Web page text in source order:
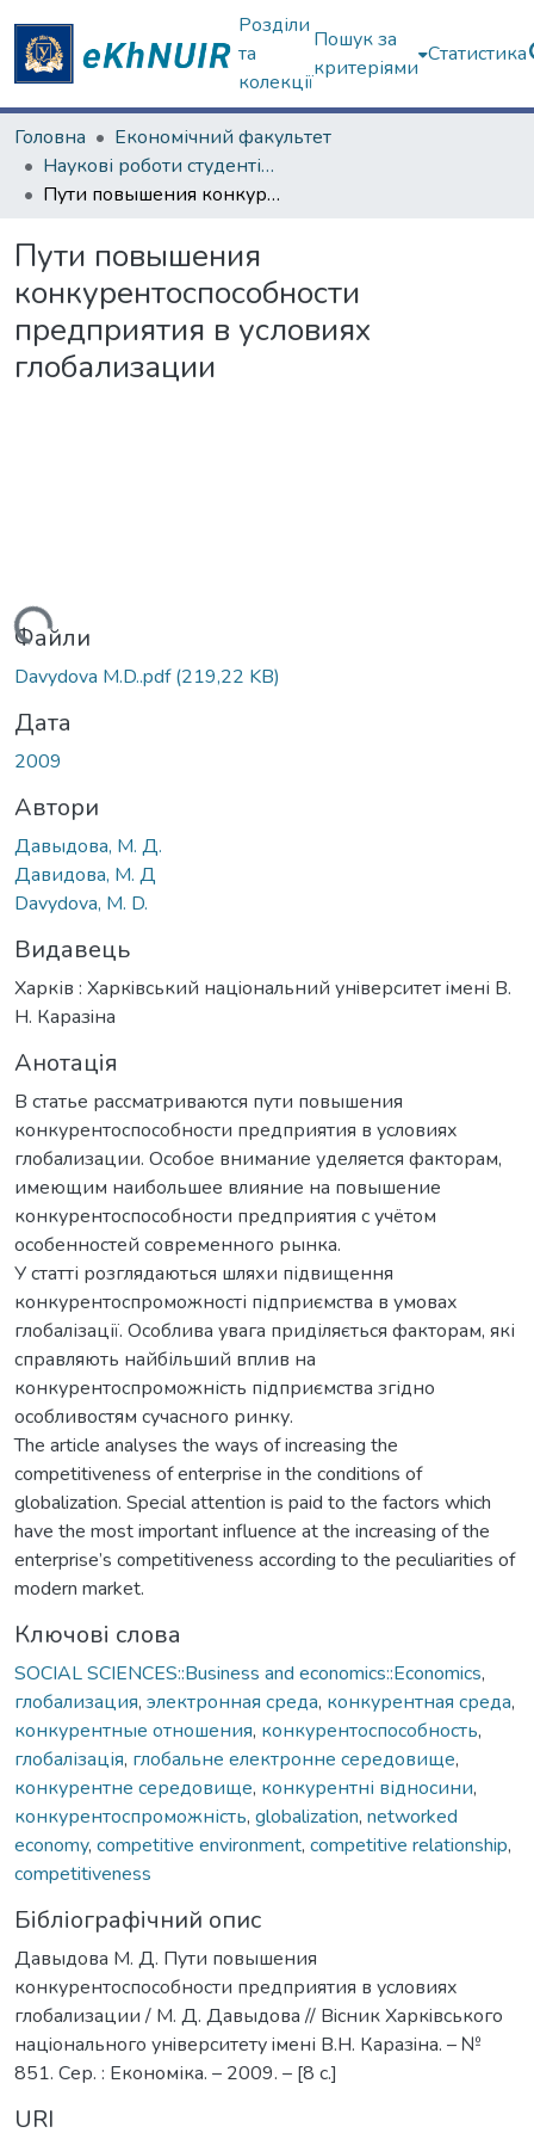
Розділи
та
колекції
Пошук за
критеріями
Статистика
Головна
Економічний факультет
Наукові роботи студентів та аспірантів. Економічний факультет
Пути повышения конкурентоспособности предприятия в условиях глобализации
Пути повышения
конкурентоспособности
предприятия в условиях
глобализации
Файли
Davydova M.D..pdf(219,22 KB)
Дата
2009
Автори
Давыдова, М. Д.
Давидова, М. Д
Davydova, M. D.
Видавець
Харків : Харкiвський нацiональний унiверситет iмені В.
Н. Каразiна
Анотація
В статье рассматриваются пути повышения
конкурентоспособности предприятия в условиях
глобализации. Особое внимание уделяется факторам,
имеющим наибольшее влияние на повышение
конкурентоспособности предприятия с учётом
особенностей современного рынка.
У статті розглядаються шляхи підвищення
конкурентоспроможності підприємства в умовах
глобалізації. Особлива увага приділяється факторам, які
справляють найбільший вплив на
конкурентоспроможність підприємства згідно
особливостям сучасного ринку.
The article analyses the ways of increasing the
competitiveness of enterprise in the conditions of
globalization. Special attention is paid to the factors which
have the most important influence at the increasing of the
enterprise’s competitiveness according to the peculiarities of
modern market.
Ключові слова
SOCIAL SCIENCES::Business and economics::Economics,
глобализация, электронная среда, конкурентная среда,
конкурентные отношения, конкурентоспособность,
глобалізація, глобальне електронне середовище,
конкурентне середовище, конкурентні відносини,
конкурентоспроможність, globalization, networked
economy, competitive environment, competitive relationship,
competitiveness
Бібліографічний опис
Давыдова М. Д. Пути повышения
конкурентоспособности предприятия в условиях
глобализации / М. Д. Давыдова // Вiсник Харкiвського
нацiонального унiверситету iмені В.Н. Каразiна. – №
851. Сер. : Економіка. – 2009. – [8 c.]
URI